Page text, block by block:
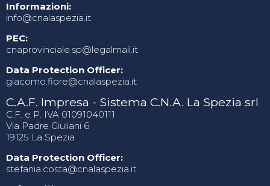
Informazioni:
info@cnalaspezia.it
PEC:
cnaprovinciale.sp@legalmail.it
Data Protection Officer:
giacomo.fiore@cnalaspezia.it
C.A.F. Impresa - Sistema C.N.A. La Spezia srl
C.F. e P. IVA 01091040111
Via Padre Giuliani 6
19125 La Spezia
Data Protection Officer:
stefania.costa@cnalaspezia.it